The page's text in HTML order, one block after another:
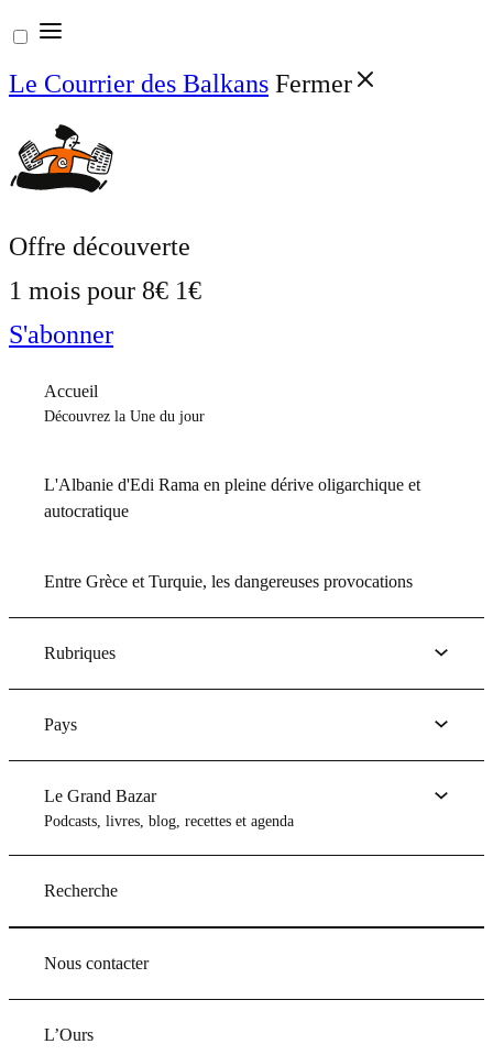
Aller
au
contenu
Le Courrier des Balkans Fermer
Offre découverte
1 mois pour 8€ 1€
S'abonner
Accueil
Découvrez la Une du jour
L'Albanie d'Edi Rama en pleine dérive oligarchique et
autocratique
Entre Grèce et Turquie, les dangereuses provocations
Rubriques
Pays
Le Grand Bazar
Podcasts, livres, blog, recettes et agenda
Recherche
Nous contacter
L’Ours